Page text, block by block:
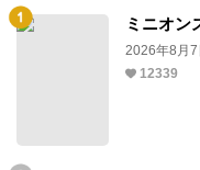
ミニオン
2026年8月7
12339